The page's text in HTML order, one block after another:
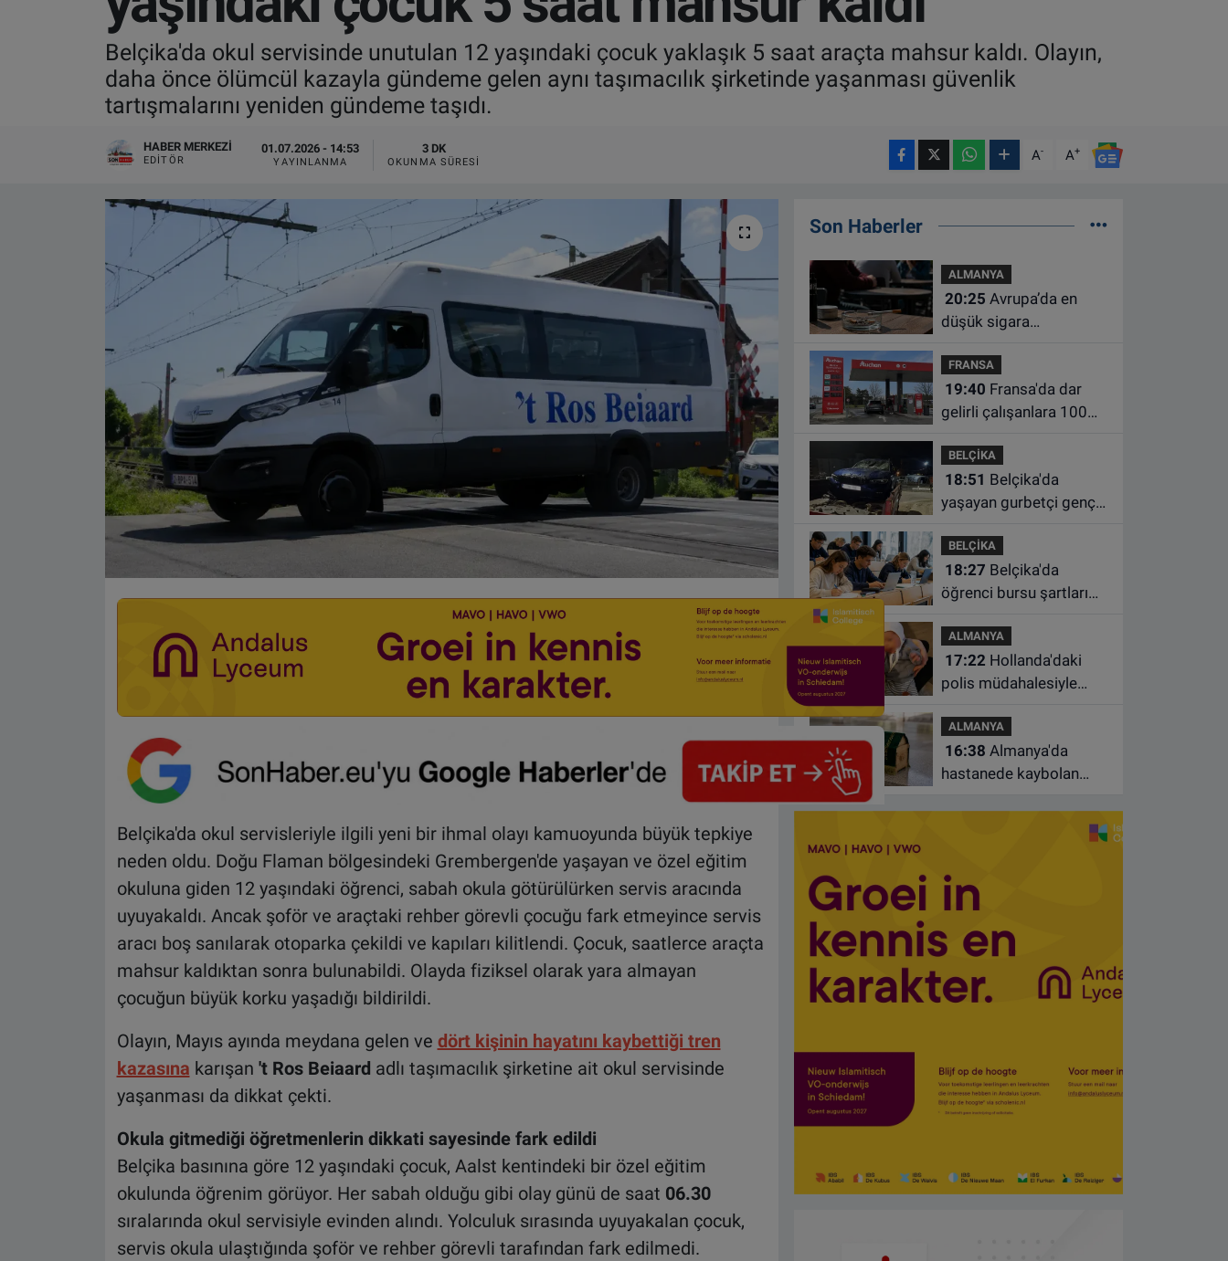
Belçika'da okul servisinde unutulan 12 yaşındaki çocuk yaklaşık 5 saat araçta mahsur kaldı. Olayın,
daha önce ölümcül kazayla gündeme gelen aynı taşımacılık şirketinde yaşanması güvenlik
tartışmalarını yeniden gündeme taşıdı.
HABER MERKEZI
EDITÖR
01.07.2026 - 14:53
YAYINLANMA
3 DK
OKUNMA SÜRESI A- A+
Belçika'da okul servisleriyle ilgili yeni bir ihmal olayı kamuoyunda büyük tepkiye
neden oldu. Doğu Flaman bölgesindeki Grembergen'de yaşayan ve özel eğitim
okuluna giden 12 yaşındaki öğrenci, sabah okula götürülürken servis aracında
uyuyakaldı. Ancak şoför ve araçtaki rehber görevli çocuğu fark etmeyince servis
aracı boş sanılarak otoparka çekildi ve kapıları kilitlendi. Çocuk, saatlerce araçta
mahsur kaldıktan sonra bulunabildi. Olayda fiziksel olarak yara almayan
çocuğun büyük korku yaşadığı bildirildi.
Olayın, Mayıs ayında meydana gelen ve dört kişinin hayatını kaybettiği tren
kazasına karışan 't Ros Beiaard adlı taşımacılık şirketine ait okul servisinde
yaşanması da dikkat çekti.
Okula gitmediği öğretmenlerin dikkati sayesinde fark edildi
Belçika basınına göre 12 yaşındaki çocuk, Aalst kentindeki bir özel eğitim
okulunda öğrenim görüyor. Her sabah olduğu gibi olay günü de saat 06.30
sıralarında okul servisiyle evinden alındı. Yolculuk sırasında uyuyakalan çocuk,
servis okula ulaştığında şoför ve rehber görevli tarafından fark edilmedi.
Son Haberler
ALMANYA
20:25
düşük sigara
Belçika’da olduğu
açıklandı
FRANSA
19:40
gelirli çalışanlara 100
süre uzatıldı
BELÇİKA
18:51
yaşayan gurbetçi genç
kazada hayatını kaybetti
BELÇİKA
18:27
öğrenci bursu şartları
ders almayan burs
alamayacak
ALMANYA
17:22
polis müdahalesiyle
çiftin bebeği aileden
alındı
ALMANYA
16:38
hastanede kaybolan
VIDEO GALERİ
ALGEMENE VOORWAARDEN